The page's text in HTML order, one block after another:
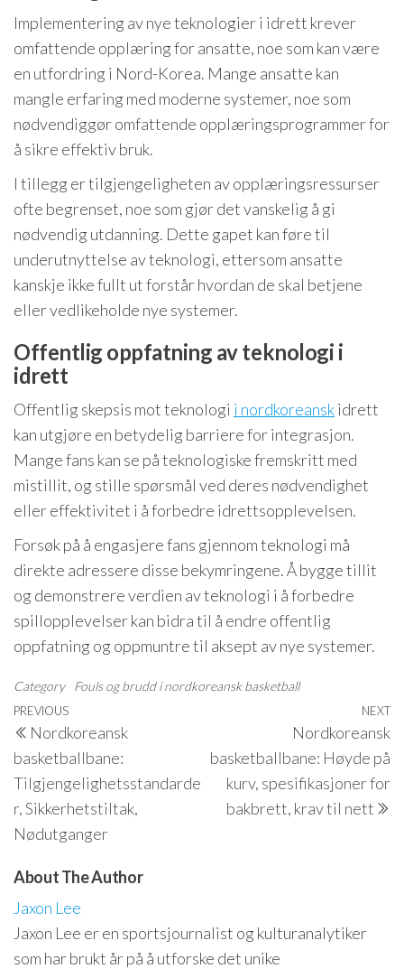
Implementering av nye teknologier i idrett krever
omfattende opplæring for ansatte, noe som kan være
en utfordring i Nord-Korea. Mange ansatte kan
mangle erfaring med moderne systemer, noe som
nødvendiggør omfattende opplæringsprogrammer for
å sikre effektiv bruk.
I tillegg er tilgjengeligheten av opplæringsressurser
ofte begrenset, noe som gjør det vanskelig å gi
nødvendig utdanning. Dette gapet kan føre til
underutnyttelse av teknologi, ettersom ansatte
kanskje ikke fullt ut forstår hvordan de skal betjene
eller vedlikeholde nye systemer.
Offentlig oppfatning av teknologi i
idrett
Offentlig skepsis mot teknologi i nordkoreanskidrett
kan utgjøre en betydelig barriere for integrasjon.
Mange fans kan se på teknologiske fremskritt med
mistillit, og stille spørsmål ved deres nødvendighet
eller effektivitet i å forbedre idrettsopplevelsen.
Forsøk på å engasjere fans gjennom teknologi må
direkte adressere disse bekymringene. Å bygge tillit
og demonstrere verdien av teknologi i å forbedre
spillopplevelser kan bidra til å endre offentlig
oppfatning og oppmuntre til aksept av nye systemer.
Category Fouls og brudd i nordkoreansk basketball
Post
navigation
Previous
Post
PREVIOUS
Nordkoreansk
basketballbane:
Tilgjengelighetsstandarde
r, Sikkerhetstiltak,
Nødutganger
NEXT
Nordkoreansk
basketballbane: Høyde på
kurv, spesifikasjoner for
bakbrett, krav til nett
About The Author
Jaxon Lee
Jaxon Lee er en sportsjournalist og kulturanalytiker
som har brukt år på å utforske det unike